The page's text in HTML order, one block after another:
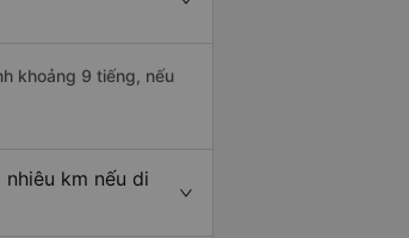
khoảng 9 tiếng, nếu
km nếu di